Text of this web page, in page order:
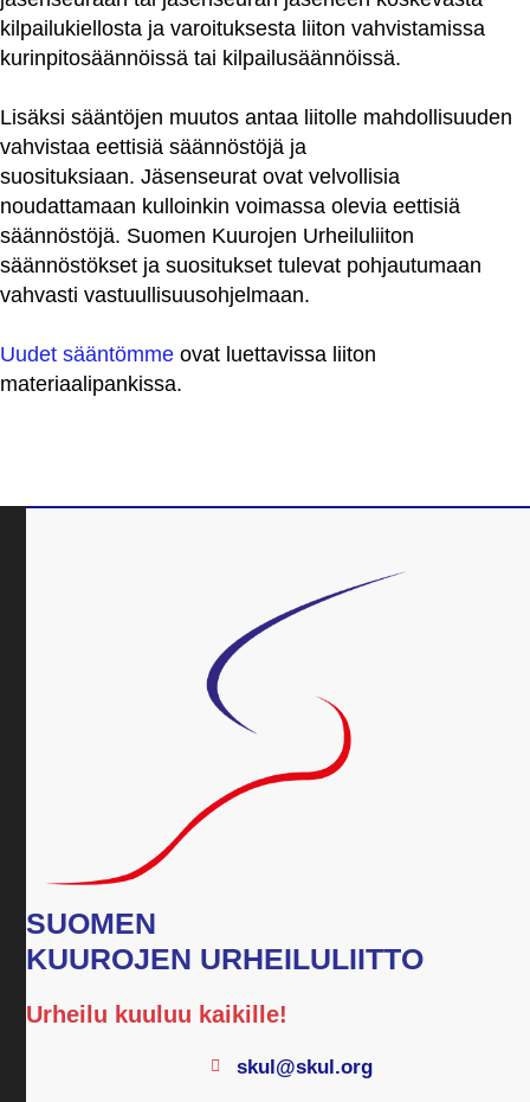
kilpailukiellosta ja varoituksesta liiton vahvistamissa
kurinpitosäännöissä tai kilpailusäännöissä.
Lisäksi sääntöjen muutos antaa liitolle mahdollisuuden
vahvistaa eettisiä säännöstöjä ja
suosituksiaan. Jäsenseurat ovat velvollisia
noudattamaan kulloinkin voimassa olevia eettisiä
säännöstöjä. Suomen Kuurojen Urheiluliiton
säännöstökset ja suositukset tulevat pohjautumaan
vahvasti vastuullisuusohjelmaan.
Uudet sääntömme ovat luettavissa liiton
materiaalipankissa.
SUOMEN
KUUROJEN URHEILULIITTO
Urheilu kuuluu kaikille!
skul@skul.org